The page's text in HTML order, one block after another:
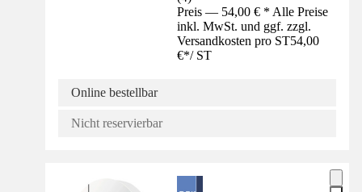
Preis — 54,00 € * Alle Preise
inkl. MwSt. und ggf. zzgl.
Versandkosten pro ST54,00
€*/ ST
Online bestellbar
Nicht reservierbar